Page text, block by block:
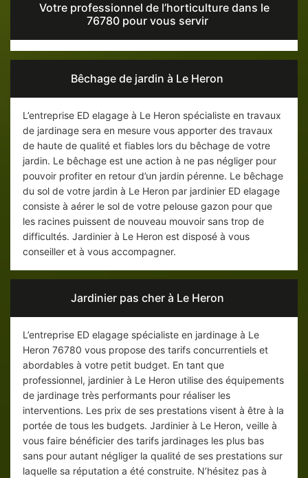
Votre professionnel de l’horticulture dans le
76780 pour vous servir
Bêchage de jardin à Le Heron
L’entreprise ED elagage à Le Heron spécialiste en travaux
de jardinage sera en mesure vous apporter des travaux
de haute de qualité et fiables lors du bêchage de votre
jardin. Le bêchage est une action à ne pas négliger pour
pouvoir profiter en retour d’un jardin pérenne. Le bêchage
du sol de votre jardin à Le Heron par jardinier ED elagage
consiste à aérer le sol de votre pelouse gazon pour que
les racines puissent de nouveau mouvoir sans trop de
difficultés. Jardinier à Le Heron est disposé à vous
conseiller et à vous accompagner.
Jardinier pas cher à Le Heron
L’entreprise ED elagage spécialiste en jardinage à Le
Heron 76780 vous propose des tarifs concurrentiels et
abordables à votre petit budget. En tant que
professionnel, jardinier à Le Heron utilise des équipements
de jardinage très performants pour réaliser les
interventions. Les prix de ses prestations visent à être à la
portée de tous les budgets. Jardinier à Le Heron, veille à
vous faire bénéficier des tarifs jardinages les plus bas
sans pour autant négliger la qualité de ses prestations sur
laquelle sa réputation a été construite. N’hésitez pas à